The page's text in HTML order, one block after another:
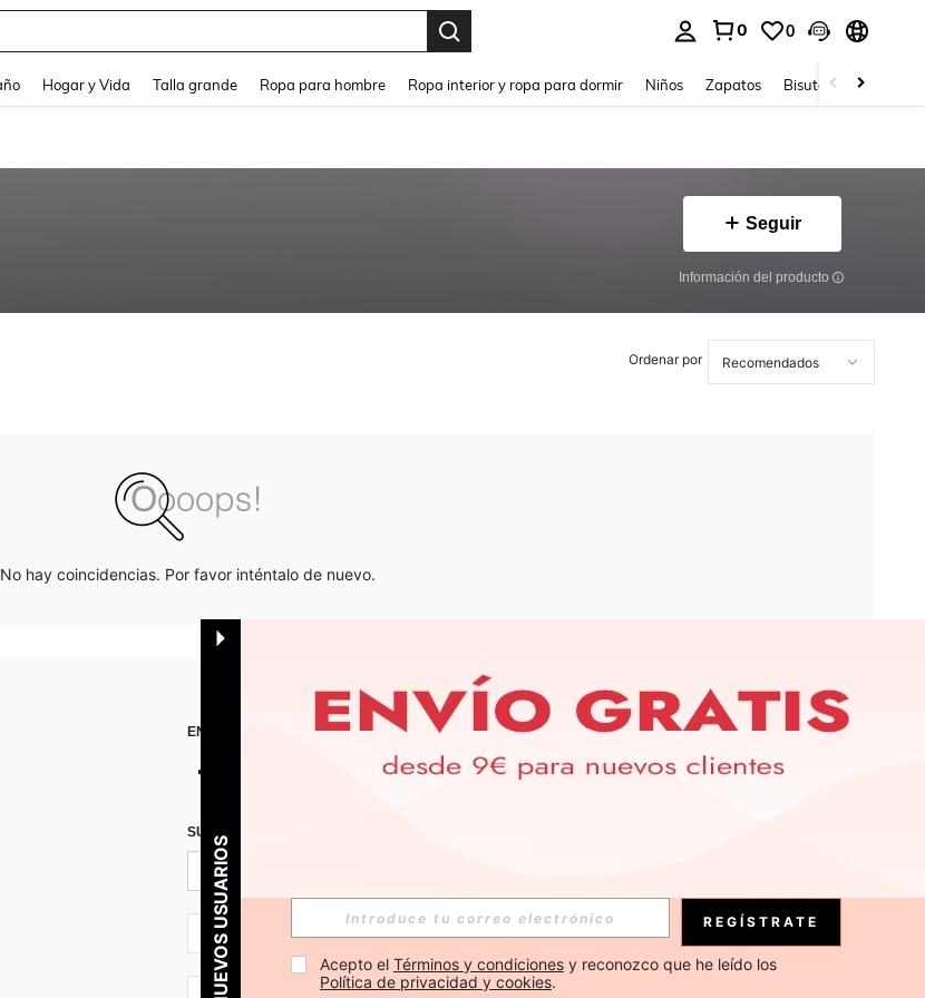
0 0
Hogar y Vida Talla grande Ropa para hombre Ropa interior y ropa para dormir Niños Zapatos Bisutería Y
Seguir
Información del producto
Ordenar por
No hay coincidencias. Por favor inténtalo de nuevo.
ENCUÉNTRANOS EN APP
SUSCRÍBETE PARA RECIBIR OFERTAS EXCLUSIVAS, PROMOCIONES Y NOTICIAS DE SHEIN
ES + 34
PARA NUEVOS USUARIOS REGÍSTRATE
Acepto el Términos y condiciones y reconozco que he leído los
Política de privacidad y cookies.